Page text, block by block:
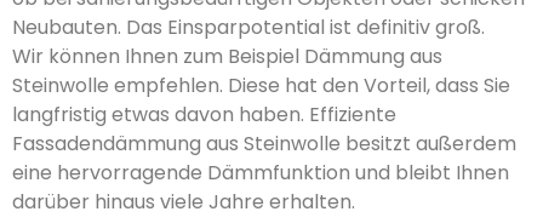
Neubauten. Das Einsparpotential ist definitiv groß.
Wir können Ihnen zum Beispiel Dämmung aus
Steinwolle empfehlen. Diese hat den Vorteil, dass Sie
langfristig etwas davon haben. Effiziente
Fassadendämmung aus Steinwolle besitzt außerdem
eine hervorragende Dämmfunktion und bleibt Ihnen
darüber hinaus viele Jahre erhalten.